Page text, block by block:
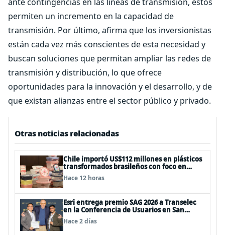
ante contingencias en las líneas de transmisión, estos
permiten un incremento en la capacidad de
transmisión. Por último, afirma que los inversionistas
están cada vez más conscientes de esta necesidad y
buscan soluciones que permitan ampliar las redes de
transmisión y distribución, lo que ofrece
oportunidades para la innovación y el desarrollo, y de
que existan alianzas entre el sector público y privado.
Otras noticias relacionadas
Chile importó US$112 millones en plásticos
transformados brasileños con foco en
innovación y sostenibilidad
Hace 12 horas
Esri entrega premio SAG 2026 a Transelec
en la Conferencia de Usuarios en San
Diego, Estados Unidos
Hace 2 días